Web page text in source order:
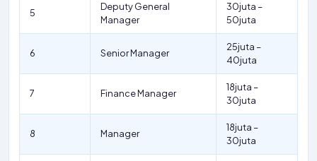
5
Deputy General
Manager
30juta –
50juta
6 Senior Manager
25juta –
40juta
7 Finance Manager
18juta –
30juta
8 Manager
18juta –
30juta